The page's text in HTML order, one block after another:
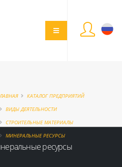
КАТАЛОГ ПРЕДПРИЯТИЙ
ВИДЫ ДЕЯТЕЛЬНОСТИ
СТРОИТЕЛЬНЫЕ МАТЕРИАЛЫ
МИНЕРАЛЬНЫЕ РЕСУРСЫ
ресурсы